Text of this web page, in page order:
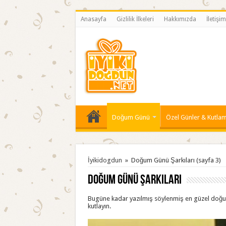
Anasayfa Gizlilik İlkeleri Hakkımızda İletişim
Doğum Günü Özel Günler &
İyikidogdun » Doğum Günü Şarkıları (sayfa 3)
Doğum Günü Şarkıları
Bugüne kadar yazılmış söylenmiş en güzel
kutlayın.